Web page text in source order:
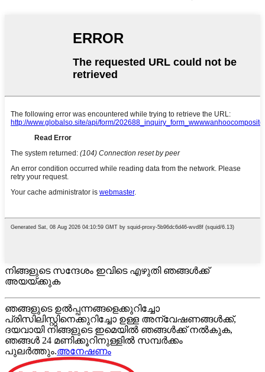
നിങ്ങളുടെ സന്ദേശം ഇവിടെ എഴുതി ഞങ്ങൾക്ക്
അയയ്ക്കുക
ഞങ്ങളുടെ ഉൽപ്പന്നങ്ങളെക്കുറിച്ചോ
പ്രിസിലിസ്റ്റിനെക്കുറിച്ചോ ഉള്ള അന്വേഷണങ്ങൾക്ക്,
ദയവായി നിങ്ങളുടെ ഇമെയിൽ ഞങ്ങൾക്ക് നൽകുക,
ഞങ്ങൾ 24 മണിക്കൂറിനുള്ളിൽ സമ്പർക്കം
പുലർത്തും.അനേഷണം